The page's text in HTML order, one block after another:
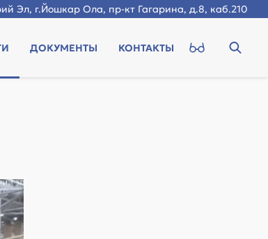
Эл, г.Йошкар Ола, пр-кт Гагарина, д.8, каб.210
ДОКУМЕНТЫ КОНТАКТЫ